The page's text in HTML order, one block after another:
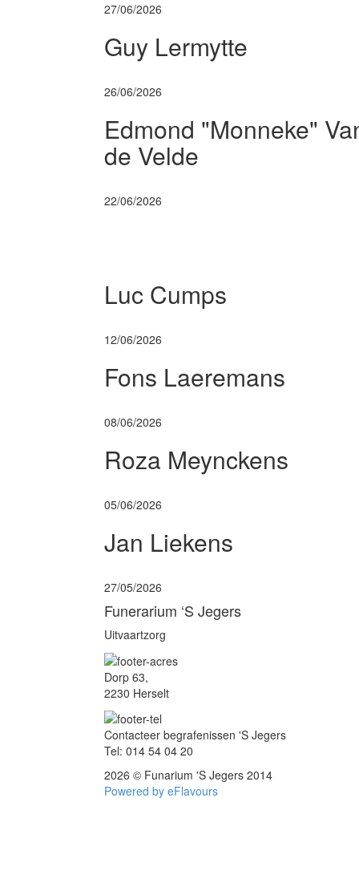
27/06/2026
Guy Lermytte
26/06/2026
Edmond "Monneke"
de Velde
22/06/2026
Luc Cumps
12/06/2026
Fons Laeremans
08/06/2026
Roza Meynckens
05/06/2026
Jan Liekens
27/05/2026
Funerarium ‘S Jegers
Uitvaartzorg
Dorp 63,
2230 Herselt
Contacteer begrafenissen 'S Jegers
Tel: 014 54 04 20
2026 © Funarium 'S Jegers 2014
Powered by eFlavours